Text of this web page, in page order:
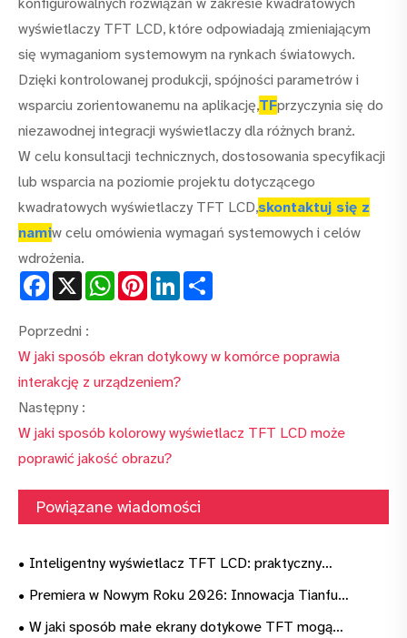
wyświetlaczy TFT LCD, które odpowiadają zmieniającym
się wymaganiom systemowym na rynkach światowych.
Dzięki kontrolowanej produkcji, spójności parametrów i
wsparciu zorientowanemu na aplikację,TFprzyczynia się do
niezawodnej integracji wyświetlaczy dla różnych branż.
W celu konsultacji technicznych, dostosowania specyfikacji
lub wsparcia na poziomie projektu dotyczącego
kwadratowych wyświetlaczy TFT LCD,skontaktuj się z
namiw celu omówienia wymagań systemowych i celów
wdrożenia.
Facebook
X WhatsAppPinterestLinkedIn
Poprzedni :
W jaki sposób ekran dotykowy w komórce poprawia
interakcję z urządzeniem?
Następny :
W jaki sposób kolorowy wyświetlacz TFT LCD może
poprawić jakość obrazu?
Powiązane wiadomości
Inteligentny wyświetlacz TFT LCD: praktyczny
przewodnik od wyboru do wdrożenia programistycznego
Premiera w Nowym Roku 2026: Innowacja Tianfu
wznawia pełną produkcję modułów wyświetlaczy TFT LCD
W jaki sposób małe ekrany dotykowe TFT mogą